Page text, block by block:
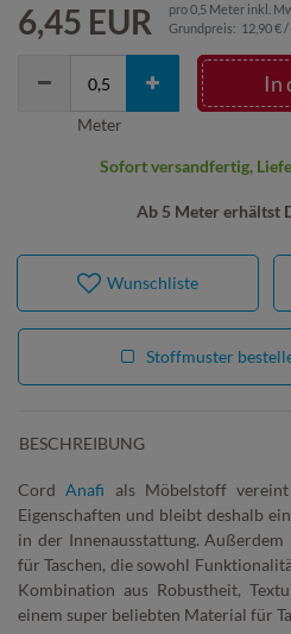
6,45 EUR pro0,5 Meter inkl.
Grundpreis: 12,90 €
Ab 5 Meter erhältst
In
Meter
Sofort versandfertig,
Wunschliste
Stoffmuster
BESCHREIBUNG
CordAnafi als Möbelstoff
Eigenschaften und bleibt deshalb
in der Innenausstattung.
für Taschen, die sowohl
Kombination aus Robustheit,
einem super beliebten Material für